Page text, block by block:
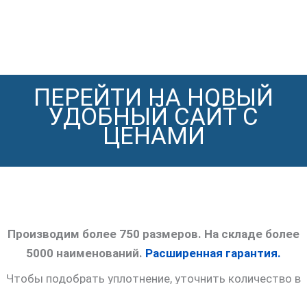
ПЕРЕЙТИ НА НОВЫЙ
УДОБНЫЙ САЙТ С
ЦЕНАМИ
Производим более 750 размеров. На складе более
5000 наименований. Расширенная гарантия.
Чтобы подобрать уплотнение, уточнить количество в